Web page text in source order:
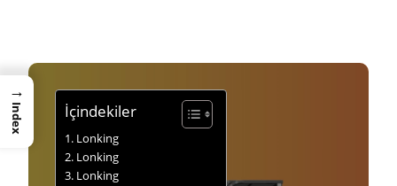
İçindekiler
Lonking
Lonking
Lonking
→
Index